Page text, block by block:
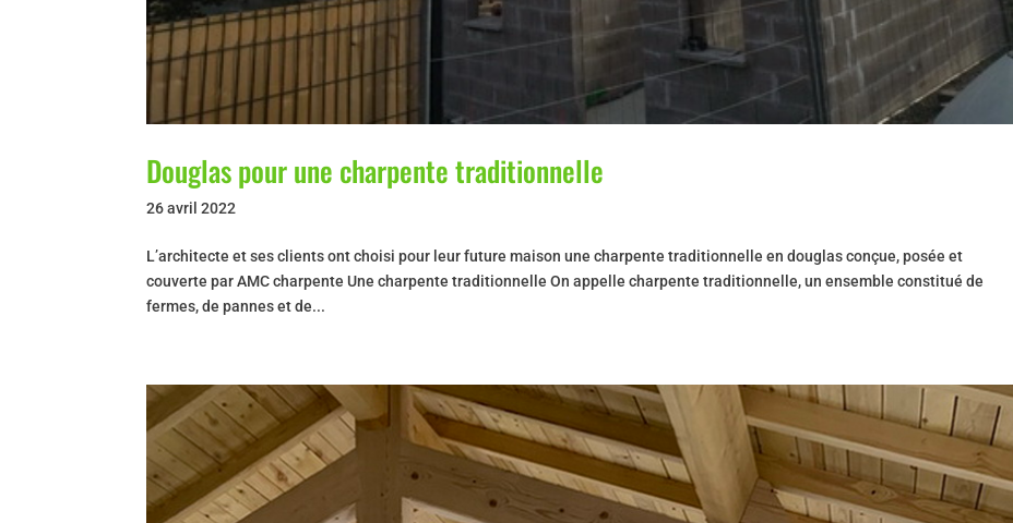
Douglas pour une charpente traditionnelle
26 avril 2022
L’architecte et ses clients ont choisi pour leur future maison une charpente traditionnelle en douglas conçue, posée et
couverte par AMC charpente Une charpente traditionnelle On appelle charpente traditionnelle, un ensemble constitué de
fermes, de pannes et de...